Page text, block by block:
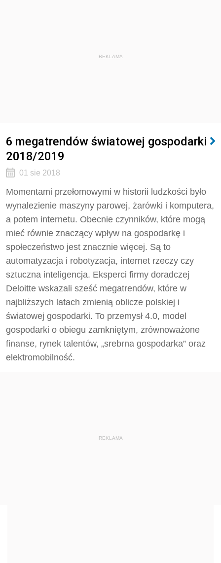
REKLAMA
6 megatrendów światowej gospodarki
2018/2019
01 sie 2018
Momentami przełomowymi w historii ludzkości było
wynalezienie maszyny parowej, żarówki i komputera,
a potem internetu. Obecnie czynników, które mogą
mieć równie znaczący wpływ na gospodarkę i
społeczeństwo jest znacznie więcej. Są to
automatyzacja i robotyzacja, internet rzeczy czy
sztuczna inteligencja. Eksperci firmy doradczej
Deloitte wskazali sześć megatrendów, które w
najbliższych latach zmienią oblicze polskiej i
światowej gospodarki. To przemysł 4.0, model
gospodarki o obiegu zamkniętym, zrównoważone
finanse, rynek talentów, „srebrna gospodarka” oraz
elektromobilność.
REKLAMA